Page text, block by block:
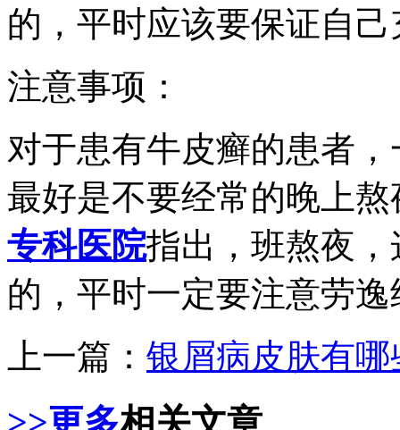
的，平时应该要保证自
注意事项：
对于患有牛皮癣的患者
最好是不要经常的晚上
专科医院指出，班熬夜
的，平时一定要注意劳逸
上一篇： 银屑病皮肤有